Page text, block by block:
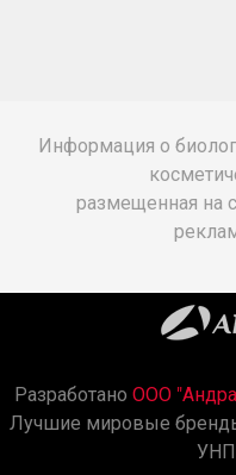
Информация о
размещенная на
Разработано ООО
Лучшие мировые
УНП